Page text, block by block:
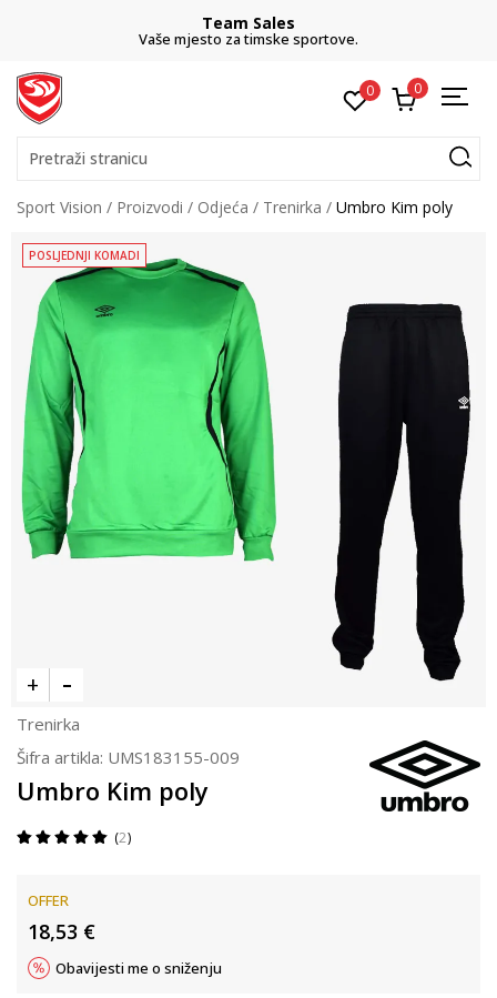
Team Sales
Vaše mjesto za timske sportove.
0 0
Pretraži stranicu
Sport Vision Proizvodi Odjeća Trenirka Umbro Kim poly
POSLJEDNJI KOMADI
Trenirka
Šifra artikla: UMS183155-009
Umbro Kim poly
2
OFFER
18,53 €
Obavijesti me o sniženju